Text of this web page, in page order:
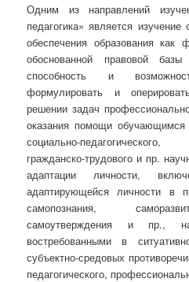
Одним из направлений
педагогика» является изучение
обеспечения образования как
обоснованной правовой
способность и
формулировать и
решении задач
оказания помощи обучающимся
социально-
гражданско-трудового и пр.
адаптации личности,
адаптирующейся личности в
самопознания,
самоутверждения и пр.,
востребованными в
субъектно-средовых
педагогического,